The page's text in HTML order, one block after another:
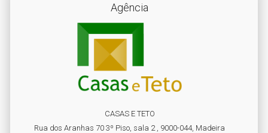
Agência
CASAS E TETO
Rua dos Aranhas 70 3º Piso, sala 2 , 9000-044, Madeira